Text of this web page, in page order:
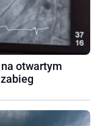
otwartym